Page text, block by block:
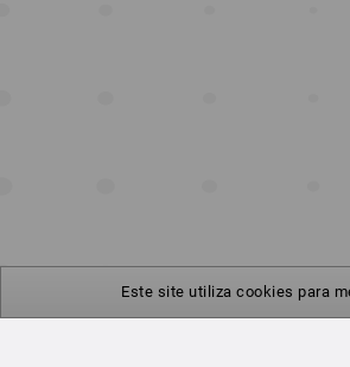
Este site utiliza cookies para